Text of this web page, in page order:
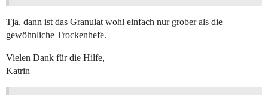
Tja, dann ist das Granulat wohl einfach nur grober als die
gewöhnliche Trockenhefe.
Vielen Dank für die Hilfe,
Katrin